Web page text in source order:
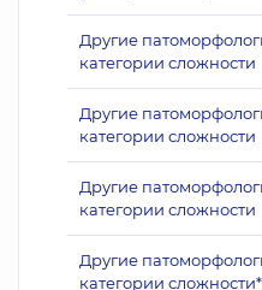
Другие
категории сложности
Другие
категории сложности
Другие
категории сложности
Другие
категории сложности*